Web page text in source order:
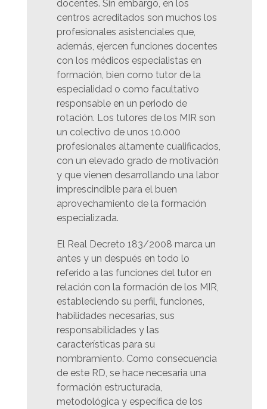
docentes. Sin embargo, en los
centros acreditados son muchos los
profesionales asistenciales que,
además, ejercen funciones docentes
con los médicos especialistas en
formación, bien como tutor de la
especialidad o como facultativo
responsable en un periodo de
rotación. Los tutores de los MIR son
un colectivo de unos 10.000
profesionales altamente cualificados,
con un elevado grado de motivación
y que vienen desarrollando una labor
imprescindible para el buen
aprovechamiento de la formación
especializada.
El Real Decreto 183/2008 marca un
antes y un después en todo lo
referido a las funciones del tutor en
relación con la formación de los MIR,
estableciendo su perfil, funciones,
habilidades necesarias, sus
responsabilidades y las
características para su
nombramiento. Como consecuencia
de este RD, se hace necesaria una
formación estructurada,
metodológica y específica de los